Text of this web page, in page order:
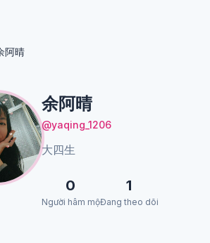
阿晴
余阿晴
@yaqing_1206
大四生
0
Người hâm mộ
1
Đang theo dõi